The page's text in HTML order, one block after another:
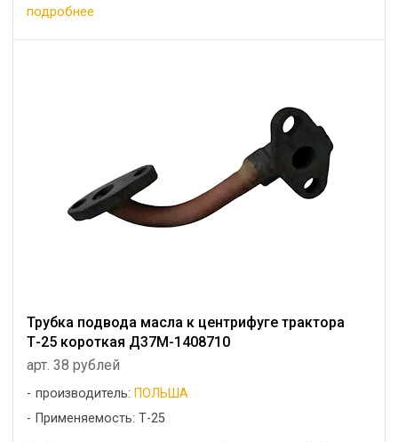
подробнее
Трубка подвода масла к центрифуге трактора
Т-25 короткая Д37М-1408710
арт. 38 рублей
производитель: ПОЛЬША
Применяемость: Т-25